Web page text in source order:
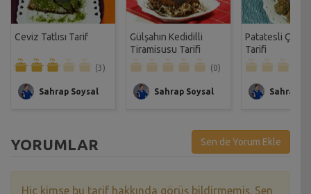
Ceviz Tatlısı Tarif
(3)
Sahrap Soysal
Gülşahın Kedidilli
Tiramisusu Tarifi
(0)
Sahrap Soysal
Patatesli Çıtır
Tarifi
Sahrap
YORUMLAR Sen de Yorum Ekle
Hiç kimse bu tarif hakkında görüş bildirmemiş. Sen